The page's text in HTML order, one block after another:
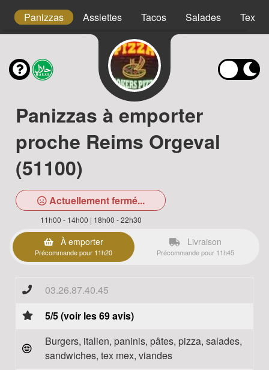
Panizzas Assiettes Tacos Salades Tex
Panizzas à emporter
proche Reims Orgeval
(51100)
Actuellement fermé...
11h00 - 14h00 | 18h00 - 22h30
À emporter
Précommande pour 11h20
Livraison
Précommande pour 11h45
03.26.87.40.45
5/5 (voir les 69 avis)
Burgers, italien, paninis, pâtes, pizza, salades,
sandwiches, tex mex, viandes